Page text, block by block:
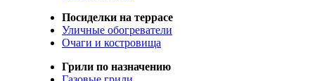
Посиделки на террасе
Уличные обогреватели
Очаги и костровища
Грили по назначению